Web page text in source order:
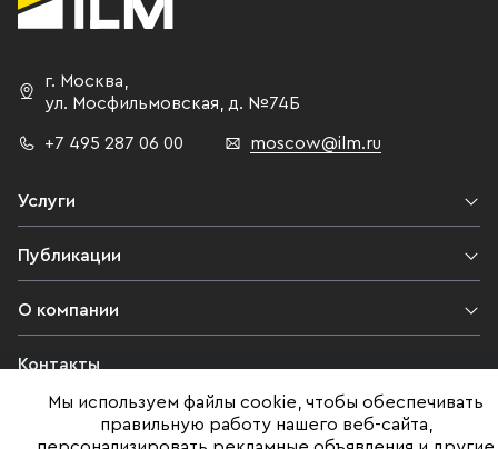
г. Москва,
ул. Мосфильмовская, д. №74Б
+7 495 287 06 00 moscow@ilm.ru
Услуги
Публикации
О компании
Контакты
Юридическая информация
Мы используем файлы cookie, чтобы обеспечивать
правильную работу нашего веб-сайта,